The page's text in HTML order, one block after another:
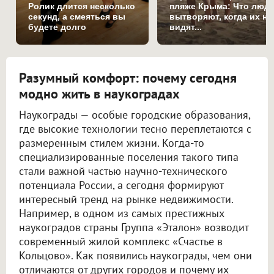
Ролик длится несколько
секунд, а смеяться вы
будете долго
пляже Крыма: Что
вытворяют, когда их не
видят...
Разумный комфорт: почему сегодня
модно жить в наукоградах
Наукограды — особые городские образования,
где высокие технологии тесно переплетаются с
размеренным стилем жизни. Когда-то
специализированные поселения такого типа
стали важной частью научно-технического
потенциала России, а сегодня формируют
интересный тренд на рынке недвижимости.
Например, в одном из самых престижных
наукоградов страны Группа «Эталон» возводит
современный жилой комплекс «Счастье в
Кольцово». Как появились наукограды, чем они
отличаются от других городов и почему их